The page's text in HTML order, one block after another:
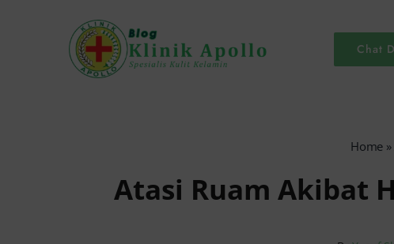
Chat
Home »
Atasi Ruam Akibat